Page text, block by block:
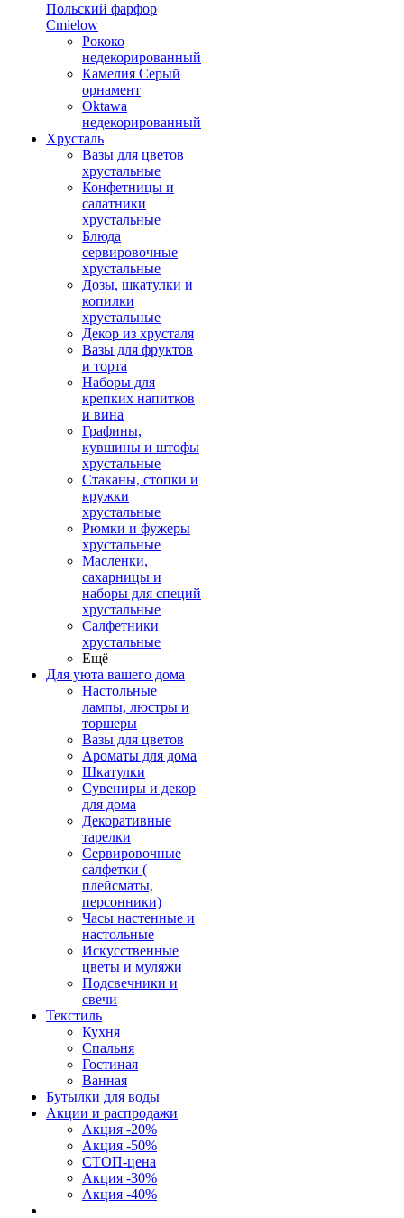
Польский фарфор
Сmielow
Рококо
недекорированный
Камелия Серый
орнамент
Oktawa
недекорированный
Хрусталь
Вазы для цветов
хрустальные
Конфетницы и
салатники
хрустальные
Блюда
сервировочные
хрустальные
Дозы, шкатулки и
копилки
хрустальные
Декор из хрусталя
Вазы для фруктов
и торта
Наборы для
крепких напитков
и вина
Графины,
кувшины и штофы
хрустальные
Стаканы, стопки и
кружки
хрустальные
Рюмки и фужеры
хрустальные
Масленки,
сахарницы и
наборы для специй
хрустальные
Салфетники
хрустальные
Ещё
Для уюта вашего дома
Настольные
лампы, люстры и
торшеры
Вазы для цветов
Ароматы для дома
Шкатулки
Сувениры и декор
для дома
Декоративные
тарелки
Сервировочные
салфетки (
плейсматы,
персонники)
Часы настенные и
настольные
Искусственные
цветы и муляжи
Подсвечники и
свечи
Текстиль
Кухня
Спальня
Гостиная
Ванная
Бутылки для воды
Акции и распродажи
Акция -20%
Акция -50%
СТОП-цена
Акция -30%
Акция -40%